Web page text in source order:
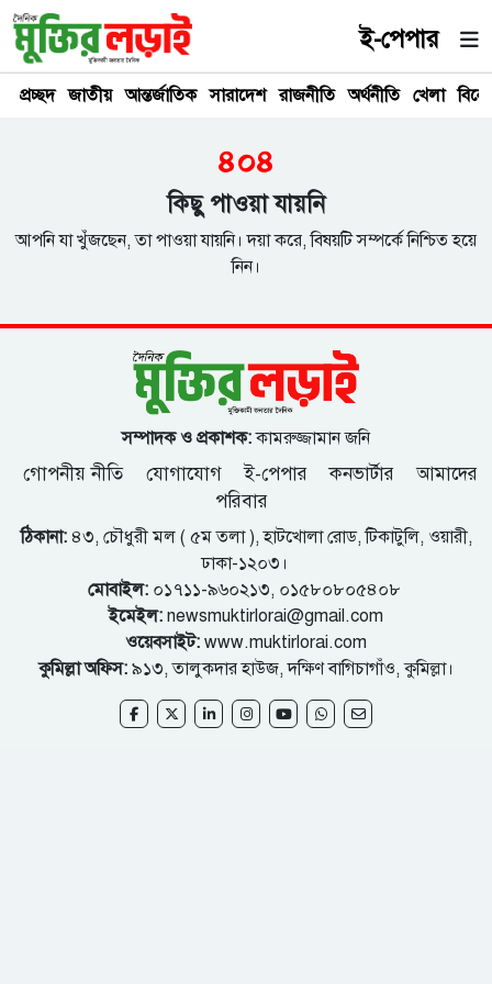
ই-পেপার
প্রচ্ছদ জাতীয় আন্তর্জাতিক সারাদেশ রাজনীতি অর্থনীতি খেলা
৪০৪
কিছু পাওয়া যায়নি
আপনি যা খুঁজছেন, তা পাওয়া যায়নি। দয়া করে, বিষয়টি সম্পর্কে নিশ্চিত হয়ে
নিন।
সম্পাদক ও প্রকাশক:কামরুজ্জামান জনি
গোপনীয় নীতি যোগাযোগ ই-পেপার কনভার্টার
আমাদের
পরিবার
ঠিকানা:৪৩, চৌধুরী মল ( ৫ম তলা ), হাটখোলা রোড, টিকাটুলি, ওয়ারী,
ঢাকা-১২০৩।
মোবাইল:০১৭১১-৯৬০২১৩, ০১৫৮০৮০৫৪০৮
ইমেইল: newsmuktirlorai@gmail.com
ওয়েবসাইট: www.muktirlorai.com
কুমিল্লা অফিস: ৯১৩, তালুকদার হাউজ, দক্ষিণ বাগিচাগাঁও, কুমিল্লা।